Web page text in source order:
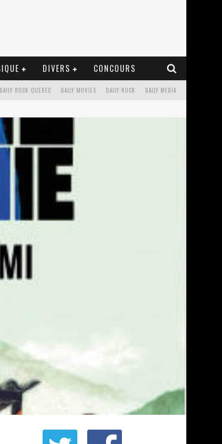
DIVERS CONCOURS
DAILY MEDIA
DAILY ROCK
DAILY MOVIES
DAILY ROCK QUEBEC